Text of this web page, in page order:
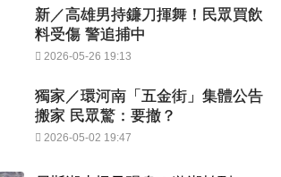
新／高雄男持鐮刀揮舞！民眾買飲
料受傷 警追捕中
2026-05-26 19:13
獨家／環河南「五金街」集體公告
搬家 民眾驚：要撤？
2026-05-02 19:47